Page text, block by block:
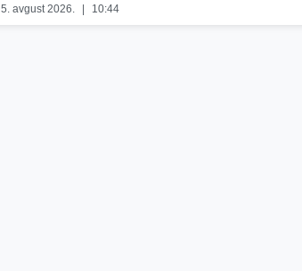
5. avgust 2026. 10:44